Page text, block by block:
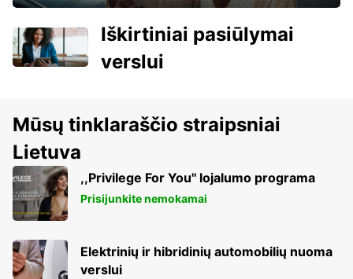
Iškirtiniai pasiūlymai
verslui
Mūsų tinklaraščio straipsniai
Lietuva
,,Privilege For You'' lojalumo programa
Prisijunkite nemokamai
Elektrinių ir hibridinių automobilių nuoma
verslui